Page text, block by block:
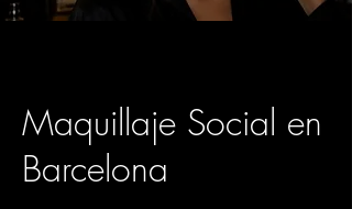
Maquillaje Social en
Barcelona